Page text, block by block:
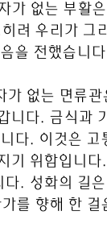
가 없는 부활
려 우리가 그
을 전했습니
없는 면류
니다. 금식과
다. 이것은
기 위함입니
. 성화의 길
를 향해 한